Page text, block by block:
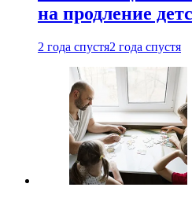
на продление
2 года спустя2 года спустя